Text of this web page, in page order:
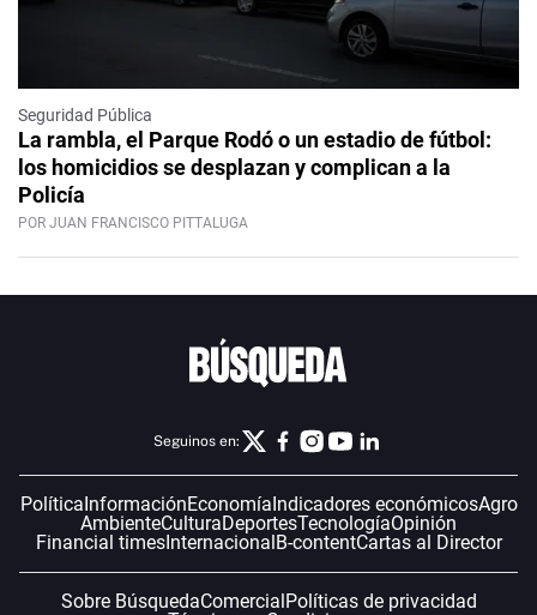
Seguridad Pública
La rambla, el Parque Rodó o un estadio de fútbol:
los homicidios se desplazan y complican a la
Policía
POR JUAN FRANCISCO PITTALUGA
Seguinos en:
Política InformaciónEconomía Indicadores económicosAgro
AmbienteCulturaDeportesTecnologíaOpinión
Financial timesInternacional B-contentCartas al Director
Sobre BúsquedaComercial Políticas de privacidad